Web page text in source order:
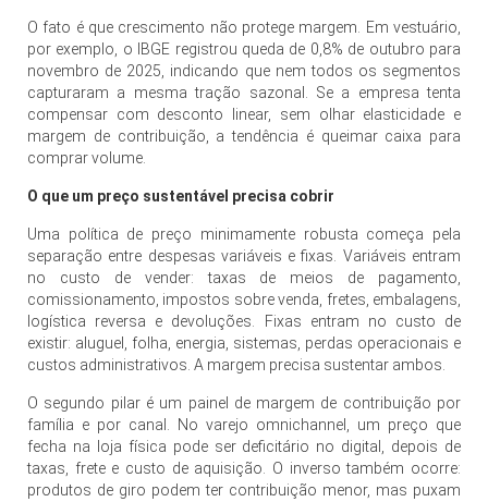
O fato é que crescimento não protege margem. Em vestuário,
por exemplo, o IBGE registrou queda de 0,8% de outubro para
novembro de 2025, indicando que nem todos os segmentos
capturaram a mesma tração sazonal. Se a empresa tenta
compensar com desconto linear, sem olhar elasticidade e
margem de contribuição, a tendência é queimar caixa para
comprar volume.
O que um preço sustentável precisa cobrir
Uma política de preço minimamente robusta começa pela
separação entre despesas variáveis e fixas. Variáveis entram
no custo de vender: taxas de meios de pagamento,
comissionamento, impostos sobre venda, fretes, embalagens,
logística reversa e devoluções. Fixas entram no custo de
existir: aluguel, folha, energia, sistemas, perdas operacionais e
custos administrativos. A margem precisa sustentar ambos.
O segundo pilar é um painel de margem de contribuição por
família e por canal. No varejo omnichannel, um preço que
fecha na loja física pode ser deficitário no digital, depois de
taxas, frete e custo de aquisição. O inverso também ocorre:
produtos de giro podem ter contribuição menor, mas puxam